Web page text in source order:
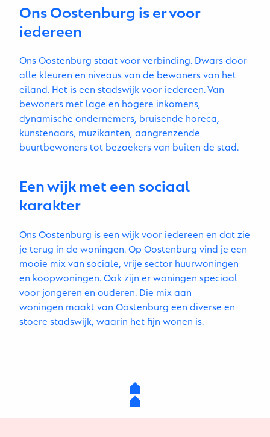
Ons Oostenburg is er voor
iedereen
Ons Oostenburg staat voor verbinding. Dwars door
alle kleuren en niveaus van de bewoners van het
eiland. Het is een stadswijk voor iedereen. Van
bewoners met lage en hogere inkomens,
dynamische ondernemers, bruisende horeca,
kunstenaars, muzikanten, aangrenzende
buurtbewoners tot bezoekers van buiten de stad.
Een wijk met een sociaal
karakter
Ons Oostenburg is een wijk voor iedereen en dat zie
je terug in de woningen. Op Oostenburg vind je een
mooie mix van sociale, vrije sector huurwoningen
en koopwoningen. Ook zijn er woningen speciaal
voor jongeren en ouderen. Die mix aan
woningen maakt van Oostenburg een diverse en
stoere stadswijk, waarin het fijn wonen is.